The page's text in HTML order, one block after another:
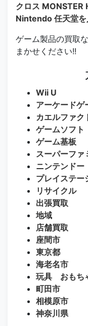
クロス MONSTER
Nintendo 任天堂を
ゲーム製品の買取
まかせください!!
Wii U
アーケードゲ
カエルファク
ゲームソフト
ゲーム基板
スーパーファ
ニンテンド
プレイステー
リサイクル
出張買取
地域
店舗買取
座間市
東京都
海老名市
玩具 おもち
町田市
相模原市
神奈川県